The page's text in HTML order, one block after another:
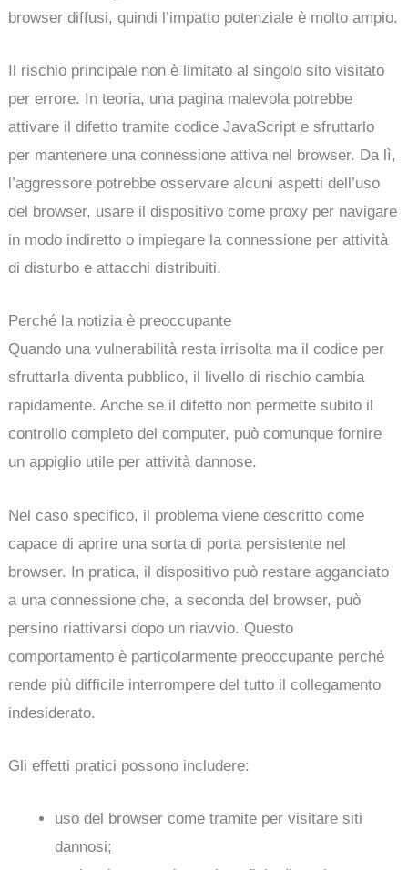
browser diffusi, quindi l’impatto potenziale è molto ampio.
Il rischio principale non è limitato al singolo sito visitato
per errore. In teoria, una pagina malevola potrebbe
attivare il difetto tramite codice JavaScript e sfruttarlo
per mantenere una connessione attiva nel browser. Da lì,
l’aggressore potrebbe osservare alcuni aspetti dell’uso
del browser, usare il dispositivo come proxy per navigare
in modo indiretto o impiegare la connessione per attività
di disturbo e attacchi distribuiti.
Perché la notizia è preoccupante
Quando una vulnerabilità resta irrisolta ma il codice per
sfruttarla diventa pubblico, il livello di rischio cambia
rapidamente. Anche se il difetto non permette subito il
controllo completo del computer, può comunque fornire
un appiglio utile per attività dannose.
Nel caso specifico, il problema viene descritto come
capace di aprire una sorta di porta persistente nel
browser. In pratica, il dispositivo può restare agganciato
a una connessione che, a seconda del browser, può
persino riattivarsi dopo un riavvio. Questo
comportamento è particolarmente preoccupante perché
rende più difficile interrompere del tutto il collegamento
indesiderato.
Gli effetti pratici possono includere:
uso del browser come tramite per visitare siti
dannosi;